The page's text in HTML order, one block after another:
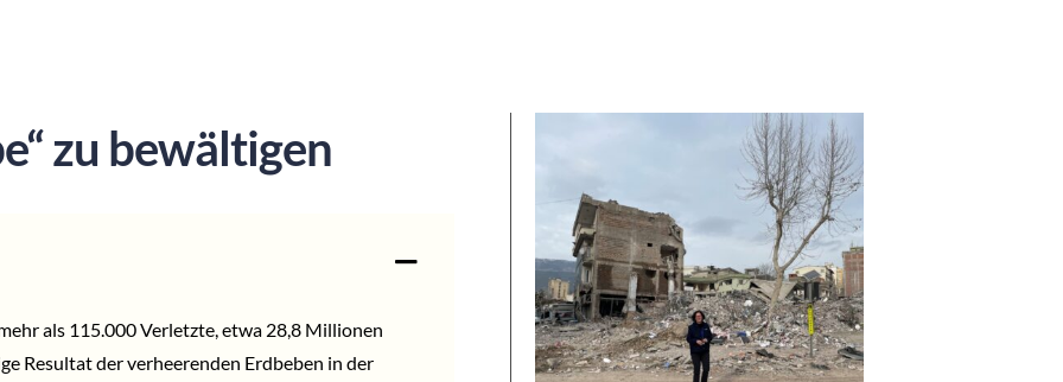
zu bewältigen
als 115.000 Verletzte, etwa 28,8 Millionen
Resultat der verheerenden Erdbeben in der